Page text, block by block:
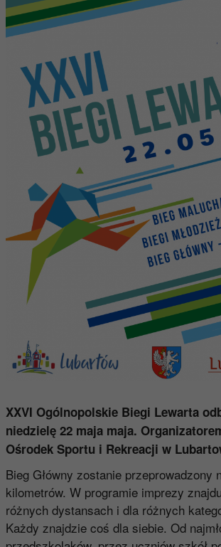
XXVI Ogólnopolskie Biegi Lewarta
niedzielę 22 maja maja.
Ośrodek Sportu i Rekreacji w
Bieg Główny zostanie przeprowadzony
kilometrów. W programie imprezy
różnych dystansach i dla różnych
Każdy znajdzie coś dla siebie. Od